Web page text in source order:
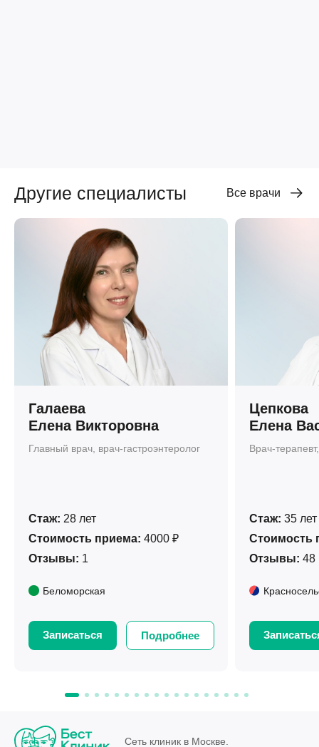
Другие специалисты Все врачи
Галаева
Елена Викторовна
Главный врач, врач-гастроэнтеролог
Стаж: 28 лет
Стоимость приема: 4000 ₽
Отзывы: 1
Беломорская
Записаться Подробнее
Цепкова
Елена
Врач-
Стаж: 35 лет
Стоимость
Отзывы: 48
Сеть клиник в Москве.